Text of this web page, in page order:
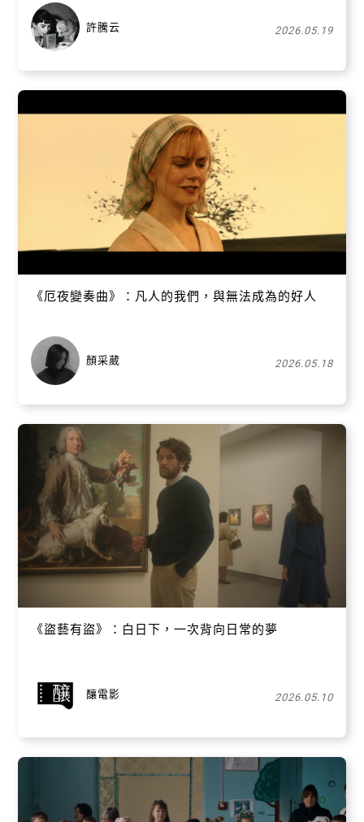
許騰云 2026.05.19
《厄夜變奏曲》：凡人的我們，與無法成為的好人
顏采葳 2026.05.18
《盜藝有盜》：白日下，一次背向日常的夢
釀電影 2026.05.10
關閉